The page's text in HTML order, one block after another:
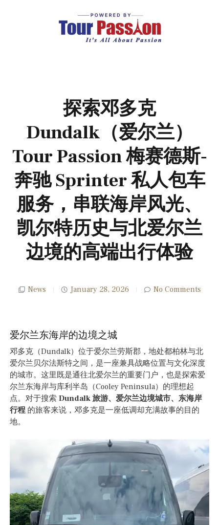
探索邓多克
Dundalk（爱尔兰）
Tour Passion 梅赛德斯-
奔驰 Sprinter 私人包车
服务，串联海岸风光、
凯尔特历史与北爱尔兰
边境的高端出行体验
News January 28, 2026 No Comments
爱尔兰东海岸的边境之城
邓多克（Dundalk）位于爱尔兰劳斯郡，地处都柏林与北
爱尔兰贝尔法斯特之间，是一座兼具战略位置与文化深度
的城市。这里既是通往北爱尔兰的重要门户，也是探索爱
尔兰东海岸与库利半岛（Cooley Peninsula）的理想起
点。对于搜索 Dundalk 旅游、爱尔兰边境城市、东海岸
行程的旅客来说，邓多克是一座低调却充满故事的目的
地。